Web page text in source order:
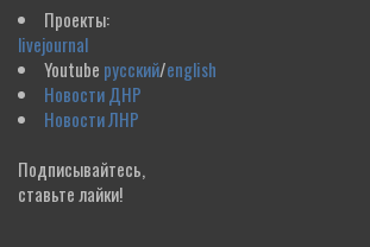
Проекты:
livejournal
Youtube русский/english
Новости ДНР
Новости ЛНР
Подписывайтесь,
ставьте лайки!